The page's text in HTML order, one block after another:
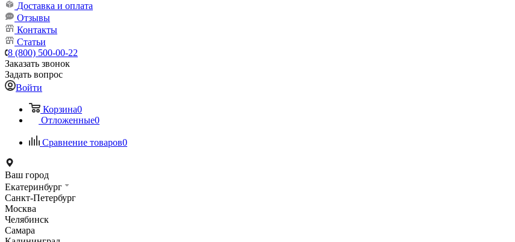
Доставка и оплата
Отзывы
Контакты
Статьи
8 (800) 500-00-22
Заказать звонок
Задать вопрос
Войти
Корзина0
Отложенные0
Сравнение товаров0
Ваш город
Екатеринбург
Санкт-Петербург
Москва
Челябинск
Самара